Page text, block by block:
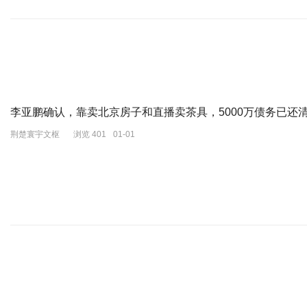
李亚鹏确认，靠卖北京房子和直播卖茶具，5000万债务已还
荆楚寰宇文枢 浏览 401 01-01